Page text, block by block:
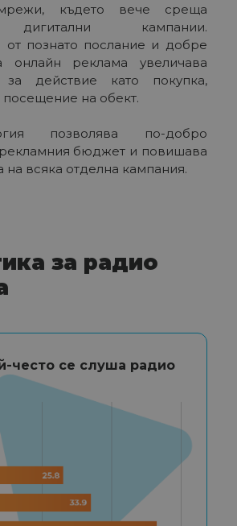
където вече среща
дигитални кампании.
от познато послание и добре
онлайн реклама увеличава
за действие като покупка,
посещение на обект.
позволява по-добро
бюджет и повишава
на всяка отделна кампания.
за радио
често се слуша радио